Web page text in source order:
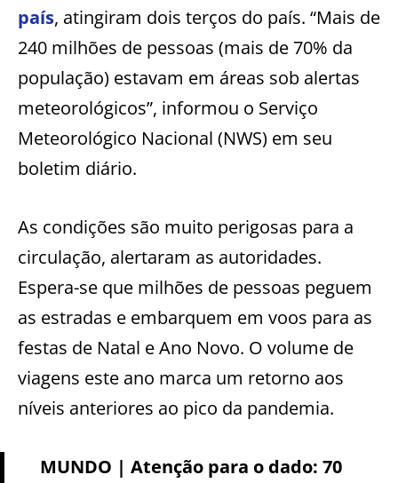
país, atingiram dois terços do país. “Mais de
240 milhões de pessoas (mais de 70% da
população) estavam em áreas sob alertas
meteorológicos”, informou o Serviço
Meteorológico Nacional (NWS) em seu
boletim diário.
As condições são muito perigosas para a
circulação, alertaram as autoridades.
Espera-se que milhões de pessoas peguem
as estradas e embarquem em voos para as
festas de Natal e Ano Novo. O volume de
viagens este ano marca um retorno aos
níveis anteriores ao pico da pandemia.
MUNDO | Atenção para o dado: 70